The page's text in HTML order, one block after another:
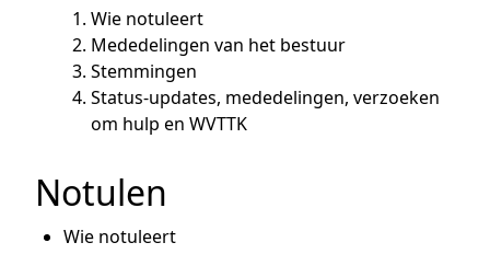
Wie notuleert
Mededelingen van het bestuur
Stemmingen
Status-updates, mededelingen, verzoeken
om hulp en WVTTK
Notulen
Wie notuleert